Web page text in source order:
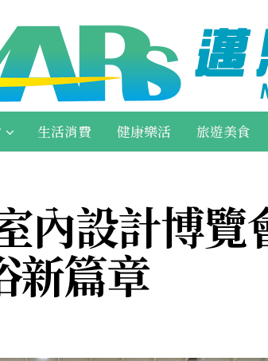
生活消費 健康樂活 旅遊美食
內設計博
新篇章